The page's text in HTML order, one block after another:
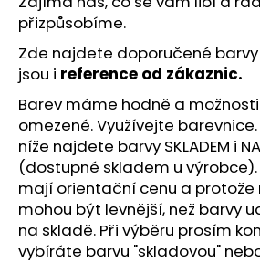
přizpůsobíme.
Zde najdete doporučené
jsou i reference od zákaznic.
Barev máme hodně a
omezené.Využívejte barevnice
níže najdete barvy SKLADEM i
(dostupné skladem u
mají orientační cenu a protože
mohou být levnější, než barvy
na skladě. Při výběru prosím
vybíráte barvu "skladovou"
u
č
u
j
e
m
e